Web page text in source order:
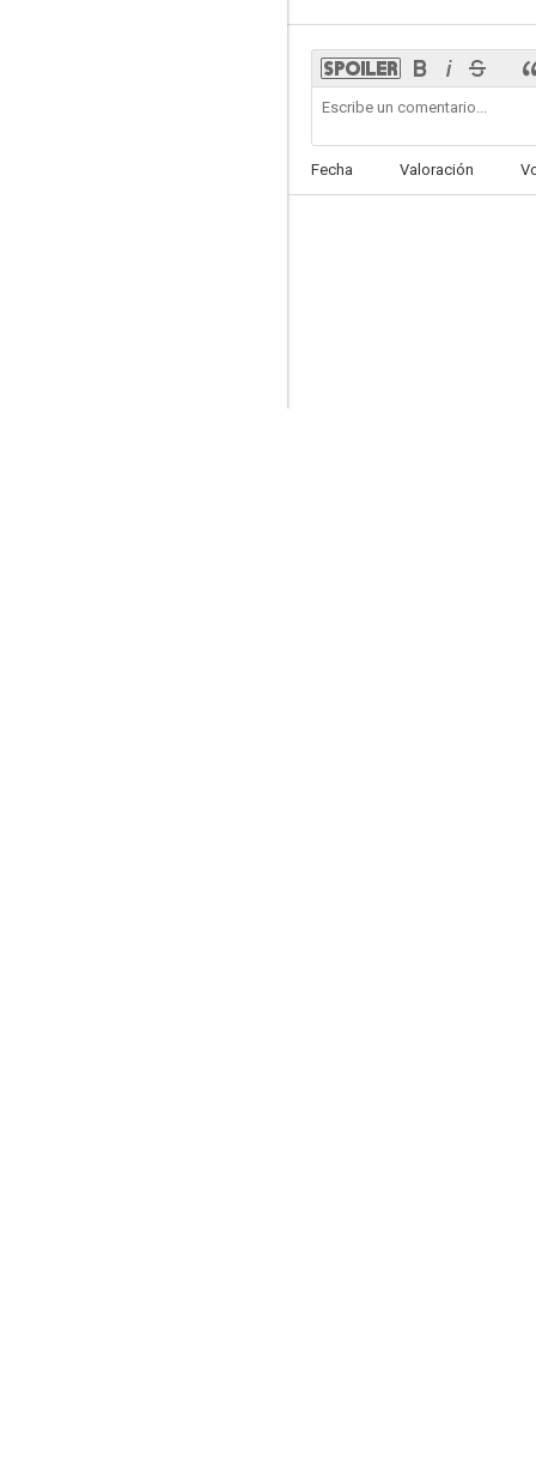
5.5
Fecha Valoración